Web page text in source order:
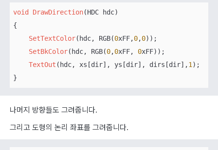
void DrawDirection(HDC hdc)
{
SetTextColor(hdc, RGB(0xFF,0,0));
SetBkColor(hdc, RGB(0,0xFF, 0xFF));
TextOut (hdc, xs[dir], ys[dir], dirs[dir],1 );
}
나머지 방향들도 그려줍니다.
그리고 도형의 논리 좌표를 그려줍니다.